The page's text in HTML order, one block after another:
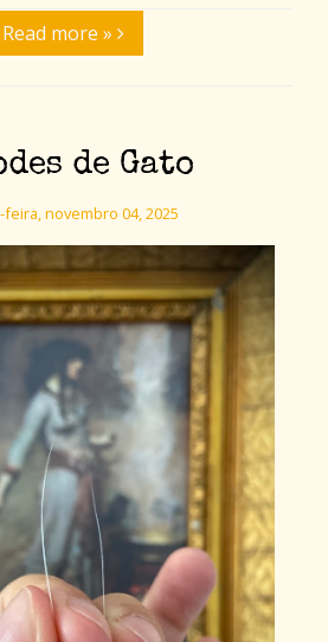
Read more »
de Gato
novembro 04, 2025